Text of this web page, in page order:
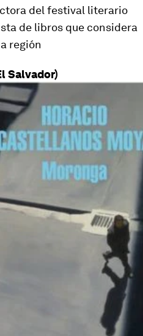
del festival literario
de libros que considera
región
Salvador)